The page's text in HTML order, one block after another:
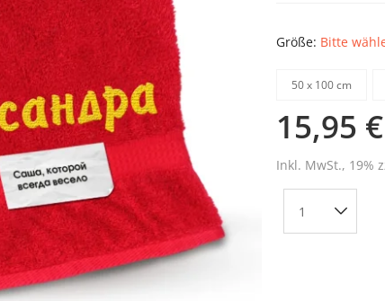
Größe: Bitte
50 х 100 cm
15,95 €
Inkl. MwSt., 19%